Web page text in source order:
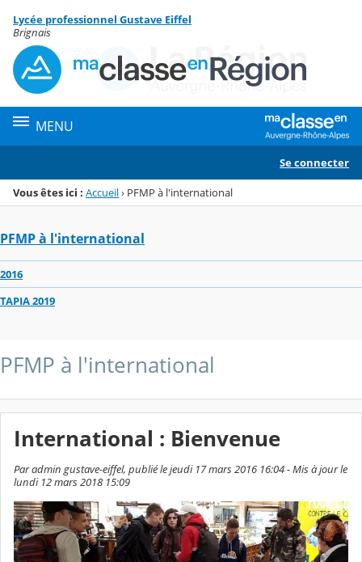
Menu de la rubrique
Contenu
Lycée professionnel Gustave Eiffel
Brignais
MENU
Se connecter
Vous êtes ici : Accueil› PFMP à l'international
PFMP à l'international
2016
TAPIA 2019
PFMP à l'international
International : Bienvenue
Par admin gustave-eiffel, publié le jeudi 17 mars 2016 16:04 - Mis à jour le
lundi 12 mars 2018 15:09